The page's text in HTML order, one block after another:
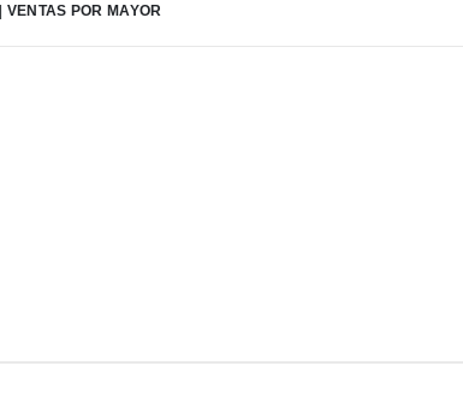
VENTAS POR MAYOR